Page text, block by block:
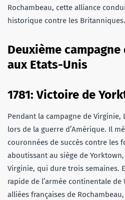
Rochambeau, cette alliance
historique contre les Britanniques.
Deuxième campagne
aux Etats-Unis
1781: Victoire de
Pendant la campagne de
lors de la guerre d’Amérique. Il
couronnées de succès contre les
aboutissant au siège de
Virginie, qui dure trois semaines.
rapide de l’armée continentale
alliées françaises de